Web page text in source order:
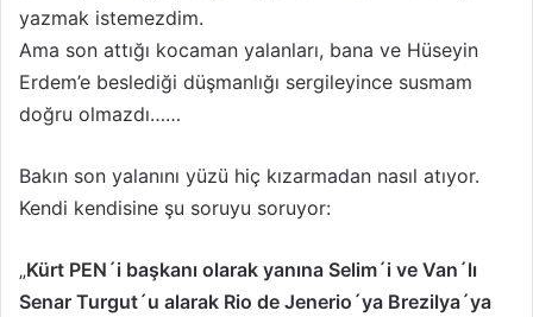
o
n
o
s
e
r
yazmak istemezdim.
Ama son attığı kocaman yalanları, bana ve Hüseyin
Erdem’e beslediği düşmanlığı sergileyince susmam
doğru olmazdı……
Bakın son yalanını yüzü hiç kızarmadan nasıl atıyor.
Kendi kendisine şu soruyu soruyor:
„Kürt PEN´i başkanı olarak yanına Selim´i ve Van´lı
Senar Turgut´u alarak Rio de Jenerio´ya Brezilya´ya